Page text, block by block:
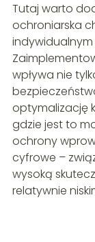
Tutaj warto
ochroniarska
wpływa nie
optymalizację
gdzie jest to
ochrony
cyfrowe –
wysoką
relatywnie